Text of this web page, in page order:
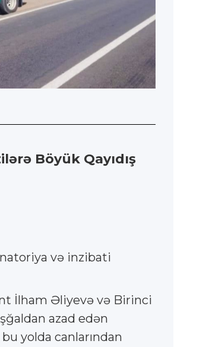
Böyük Qayıdış
və inzibati
İlham Əliyevə və Birinci
azad edən
yolda canlarından